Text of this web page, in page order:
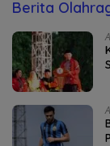
Berita